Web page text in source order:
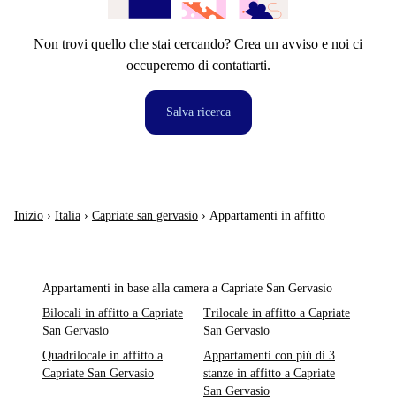
Non trovi quello che stai cercando? Crea un avviso e noi ci
occuperemo di contattarti.
Salva ricerca
Inizio › Italia › Capriate san gervasio › Appartamenti in affitto
Appartamenti in base alla camera a Capriate San Gervasio
Bilocali in affitto a Capriate
San Gervasio
Trilocale in affitto a Capriate
San Gervasio
Quadrilocale in affitto a
Capriate San Gervasio
Appartamenti con più di 3
stanze in affitto a Capriate
San Gervasio